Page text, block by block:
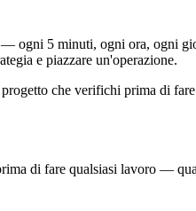
ogni 5 minuti, ogni ora, ogni
e piazzare un'operazione.
che verifichi prima di
di fare qualsiasi lavoro —